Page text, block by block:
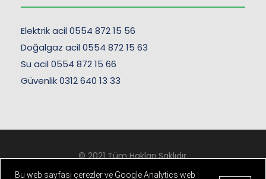
Elektrik acil 0554 872 15 56
Doğalgaz acil 0554 872 15 63
Su acil 0554 872 15 66
Güvenlik 0312 640 13 33
© 2021 Tüm Hakları Saklıdır.
Kişisel Verilerin Korunması
- Çerez ve Gizlilik Politikası
Bu web sayfası çerezler ve Google Analytics web